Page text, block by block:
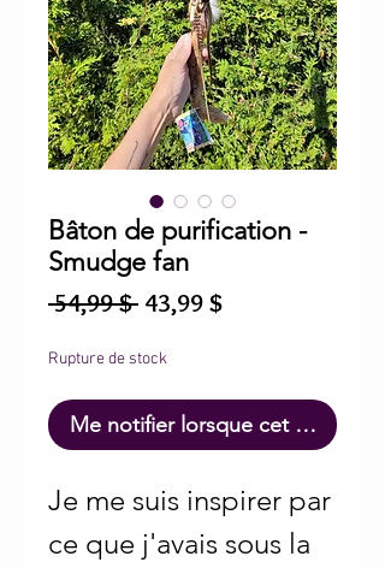
Bâton de purification -
Smudge fan
54,99 $ Prix
43,99 $Prix
Rupture de stock
Me notifier lorsque cet article
Je me suis inspirer par
ce que j'avais sous la